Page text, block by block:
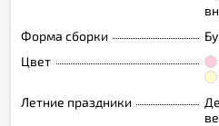
Форма сборки
Цвет
Летние праздники